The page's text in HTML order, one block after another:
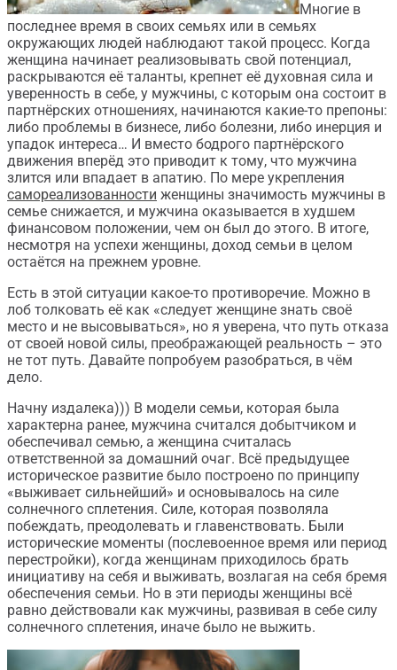
Многие в
последнее время в своих семьях или в семьях
окружающих людей наблюдают такой процесс. Когда
женщина начинает реализовывать свой потенциал,
раскрываются её таланты, крепнет её духовная сила и
уверенность в себе, у мужчины, с которым она состоит в
партнёрских отношениях, начинаются какие-то препоны:
либо проблемы в бизнесе, либо болезни, либо инерция и
упадок интереса… И вместо бодрого партнёрского
движения вперёд это приводит к тому, что мужчина
злится или впадает в апатию. По мере укрепления
самореализованности женщины значимость мужчины в
семье снижается, и мужчина оказывается в худшем
финансовом положении, чем он был до этого. В итоге,
несмотря на успехи женщины, доход семьи в целом
остаётся на прежнем уровне.
Есть в этой ситуации какое-то противоречие. Можно в
лоб толковать её как «следует женщине знать своё
место и не высовываться», но я уверена, что путь отказа
от своей новой силы, преображающей реальность – это
не тот путь. Давайте попробуем разобраться, в чём
дело.
Начну издалека))) В модели семьи, которая была
характерна ранее, мужчина считался добытчиком и
обеспечивал семью, а женщина считалась
ответственной за домашний очаг. Всё предыдущее
историческое развитие было построено по принципу
«выживает сильнейший» и основывалось на силе
солнечного сплетения. Силе, которая позволяла
побеждать, преодолевать и главенствовать. Были
исторические моменты (послевоенное время или период
перестройки), когда женщинам приходилось брать
инициативу на себя и выживать, возлагая на себя бремя
обеспечения семьи. Но в эти периоды женщины всё
равно действовали как мужчины, развивая в себе силу
солнечного сплетения, иначе было не выжить.